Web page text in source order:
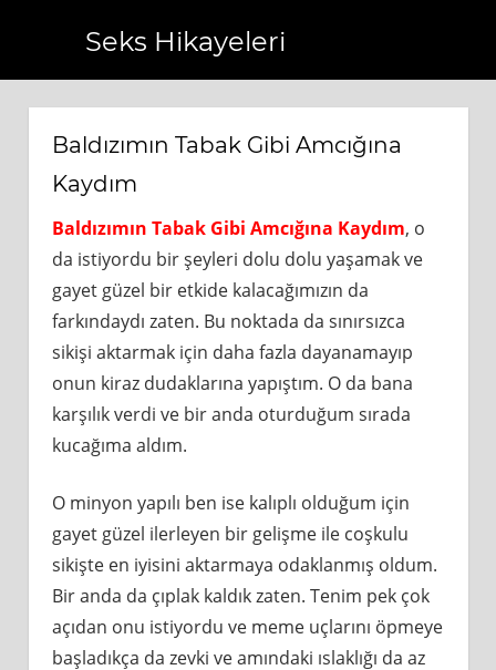
Seks Hikayeleri
Baldızımın Tabak Gibi Amcığına
Kaydım
Baldızımın Tabak Gibi Amcığına Kaydım, o
da istiyordu bir şeyleri dolu dolu yaşamak ve
gayet güzel bir etkide kalacağımızın da
farkındaydı zaten. Bu noktada da sınırsızca
sikişi aktarmak için daha fazla dayanamayıp
onun kiraz dudaklarına yapıştım. O da bana
karşılık verdi ve bir anda oturduğum sırada
kucağıma aldım.
O minyon yapılı ben ise kalıplı olduğum için
gayet güzel ilerleyen bir gelişme ile coşkulu
sikişte en iyisini aktarmaya odaklanmış oldum.
Bir anda da çıplak kaldık zaten. Tenim pek çok
açıdan onu istiyordu ve meme uçlarını öpmeye
başladıkça da zevki ve amındaki ıslaklığı da az